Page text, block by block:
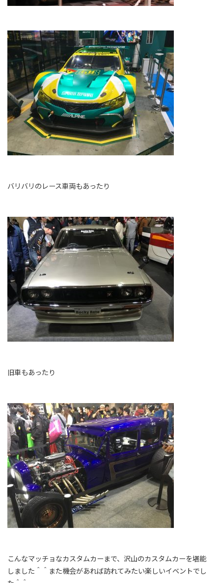
バリバリのレース車両もあったり
旧車もあったり
こんなマッチョなカスタムカーまで、沢山のカスタムカーを堪能
しました＾＾また機会があれば訪れてみたい楽しいイベントでし